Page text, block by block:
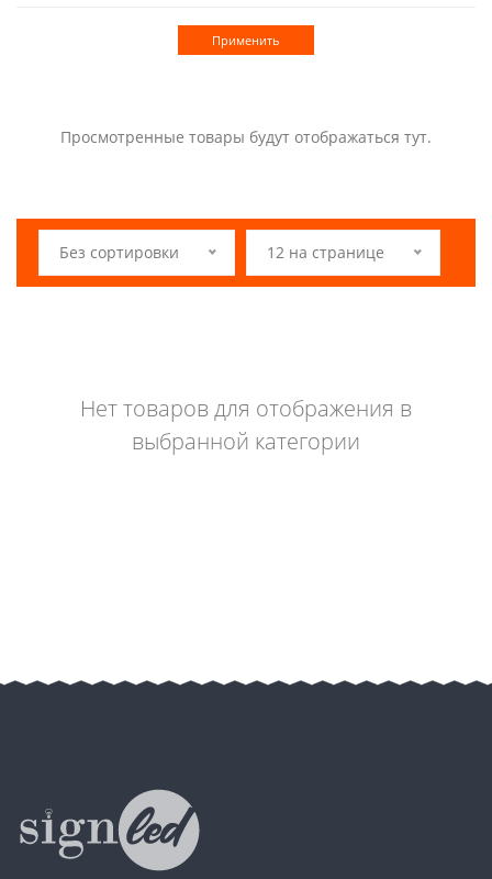
Применить
Просмотренные товары будут отображаться тут.
Без сортировки 12 на странице
Нет товаров для отображения в
выбранной категории